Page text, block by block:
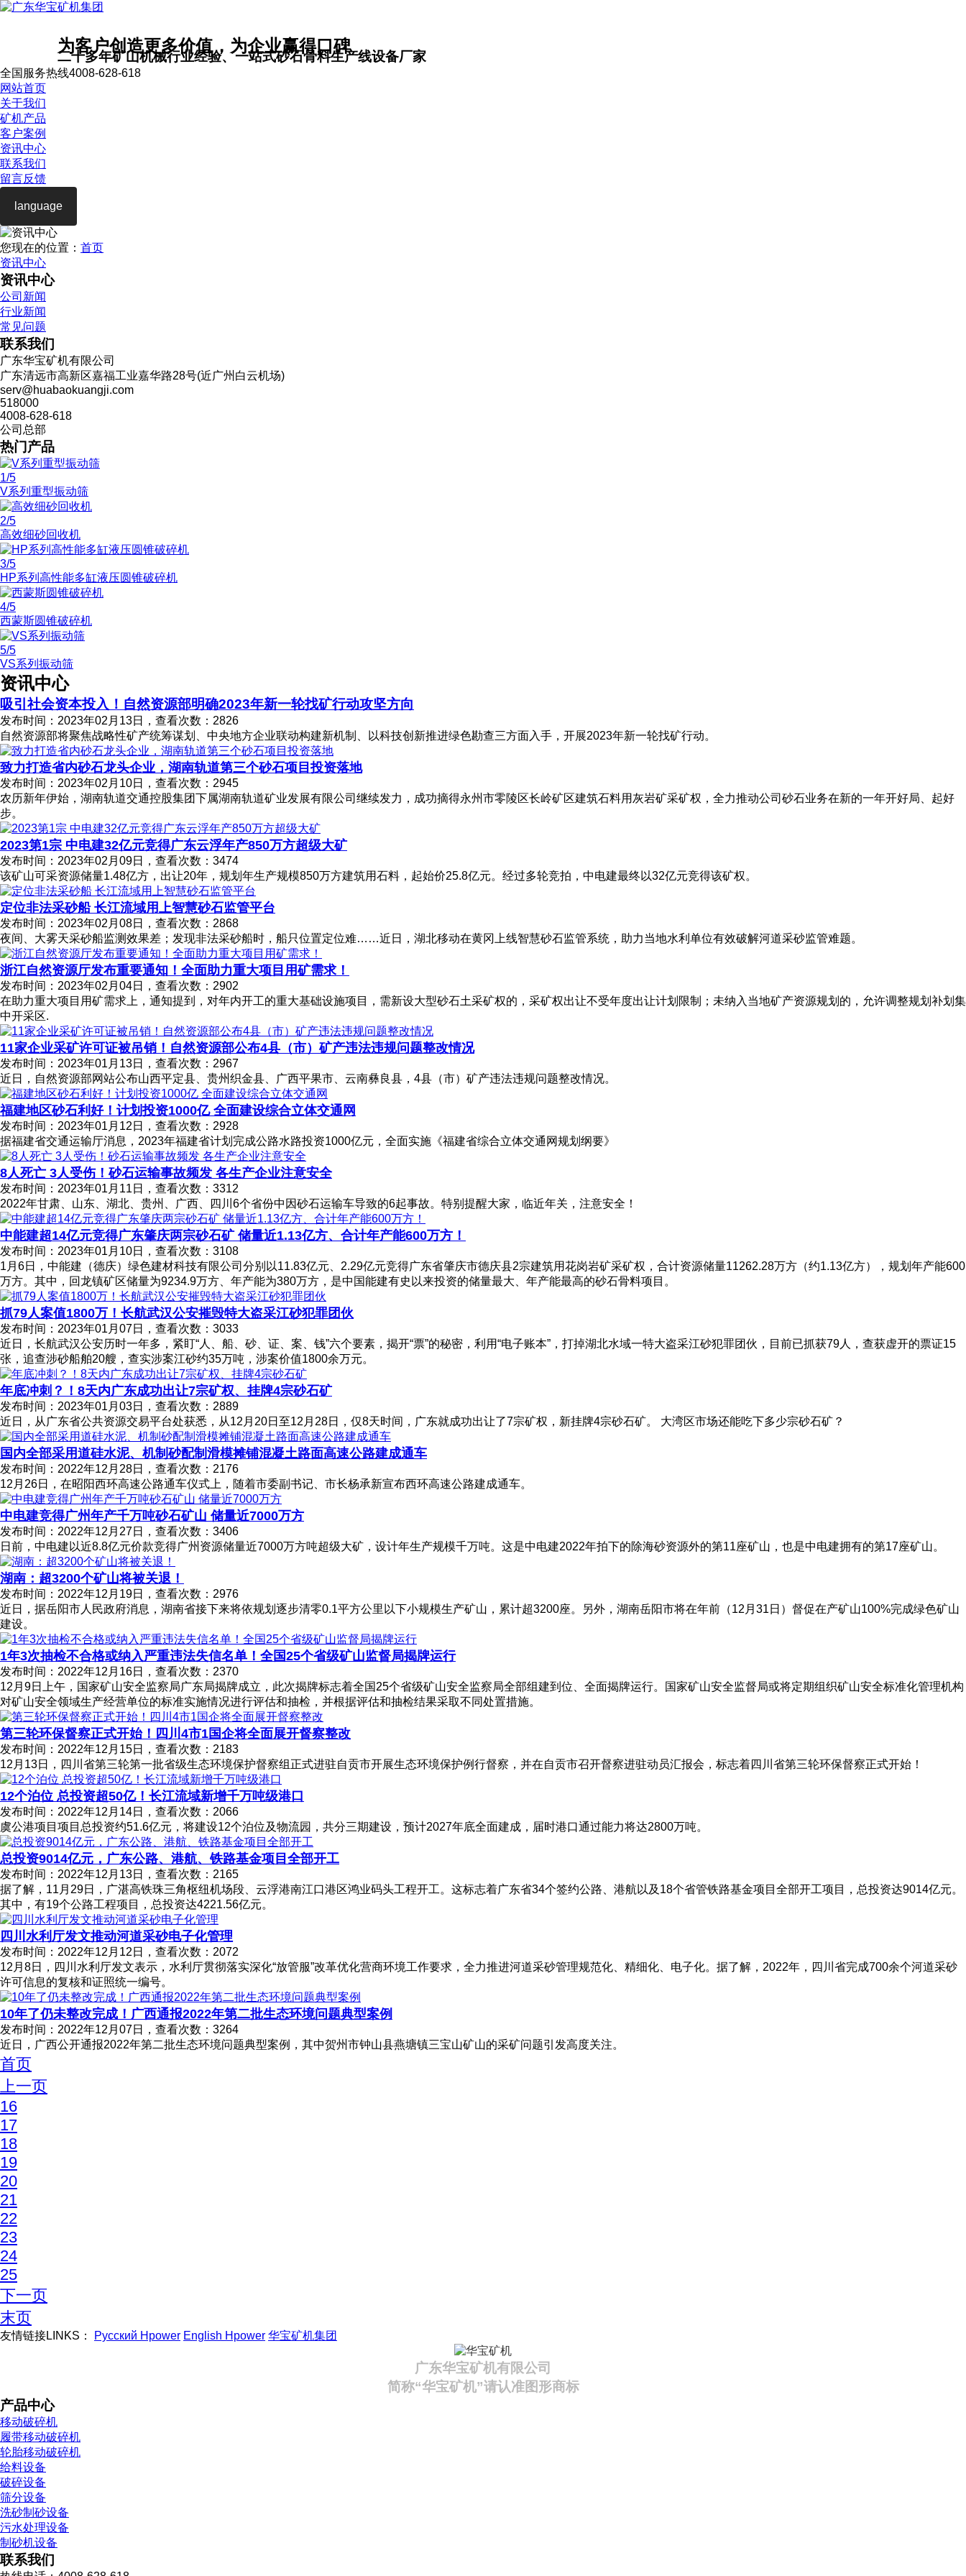
为客户创造更多价值，为企业赢得口碑
二十多年矿山机械行业经验、一站式砂石骨料生产线设备厂家
全国服务热线4008-628-618
网站首页
关于我们
矿机产品
客户案例
资讯中心
联系我们
留言反馈
language
您现在的位置： 首页
资讯中心
资讯中心
公司新闻
行业新闻
常见问题
联系我们
广东华宝矿机有限公司
广东清远市高新区嘉福工业嘉华路28号(近广州白云机场)
serv@huabaokuangji.com
518000
4008-628-618
公司总部
热门产品
1/5
V系列重型振动筛
2/5
高效细砂回收机
3/5
HP系列高性能多缸液压圆锥破碎机
4/5
西蒙斯圆锥破碎机
5/5
VS系列振动筛
资讯中心
吸引社会资本投入！自然资源部明确2023年新一轮找矿行动攻坚方向
发布时间：2023年02月13日，查看次数：2826
自然资源部将聚焦战略性矿产统筹谋划、中央地方企业联动构建新机制、以科技创新推进绿色勘查三方面入手，开展2023年新一轮找矿行动。
致力打造省内砂石龙头企业，湖南轨道第三个砂石项目投资落地
发布时间：2023年02月10日，查看次数：2945
农历新年伊始，湖南轨道交通控股集团下属湖南轨道矿业发展有限公司继续发力，成功摘得永州市零陵区长岭矿区建筑石料用灰岩矿采矿权，全力推动公司砂石业务在新的一年开好局、起好
步。
2023第1宗 中电建32亿元竞得广东云浮年产850万方超级大矿
发布时间：2023年02月09日，查看次数：3474
该矿山可采资源储量1.48亿方，出让20年，规划年生产规模850万方建筑用石料，起始价25.8亿元。经过多轮竞拍，中电建最终以32亿元竞得该矿权。
定位非法采砂船 长江流域用上智慧砂石监管平台
发布时间：2023年02月08日，查看次数：2868
夜间、大雾天采砂船监测效果差；发现非法采砂船时，船只位置定位难……近日，湖北移动在黄冈上线智慧砂石监管系统，助力当地水利单位有效破解河道采砂监管难题。
浙江自然资源厅发布重要通知！全面助力重大项目用矿需求！
发布时间：2023年02月04日，查看次数：2902
在助力重大项目用矿需求上，通知提到，对年内开工的重大基础设施项目，需新设大型砂石土采矿权的，采矿权出让不受年度出让计划限制；未纳入当地矿产资源规划的，允许调整规划补划集
中开采区.
11家企业采矿许可证被吊销！自然资源部公布4县（市）矿产违法违规问题整改情况
发布时间：2023年01月13日，查看次数：2967
近日，自然资源部网站公布山西平定县、贵州织金县、广西平果市、云南彝良县，4县（市）矿产违法违规问题整改情况。
福建地区砂石利好！计划投资1000亿 全面建设综合立体交通网
发布时间：2023年01月12日，查看次数：2928
据福建省交通运输厅消息，2023年福建省计划完成公路水路投资1000亿元，全面实施《福建省综合立体交通网规划纲要》
8人死亡 3人受伤！砂石运输事故频发 各生产企业注意安全
发布时间：2023年01月11日，查看次数：3312
2022年甘肃、山东、湖北、贵州、广西、四川6个省份中因砂石运输车导致的6起事故。特别提醒大家，临近年关，注意安全！
中能建超14亿元竞得广东肇庆两宗砂石矿 储量近1.13亿方、合计年产能600万方！
发布时间：2023年01月10日，查看次数：3108
1月6日，中能建（德庆）绿色建材科技有限公司分别以11.83亿元、2.29亿元竞得广东省肇庆市德庆县2宗建筑用花岗岩矿采矿权，合计资源储量11262.28万方（约1.13亿方），规划年产能600
万方。其中，回龙镇矿区储量为9234.9万方、年产能为380万方，是中国能建有史以来投资的储量最大、年产能最高的砂石骨料项目。
抓79人案值1800万！长航武汉公安摧毁特大盗采江砂犯罪团伙
发布时间：2023年01月07日，查看次数：3033
近日，长航武汉公安历时一年多，紧盯“人、船、砂、证、案、钱”六个要素，揭开“票”的秘密，利用“电子账本”，打掉湖北水域一特大盗采江砂犯罪团伙，目前已抓获79人，查获虚开的票证15
张，追查涉砂船舶20艘，查实涉案江砂约35万吨，涉案价值1800余万元。
年底冲刺？！8天内广东成功出让7宗矿权、挂牌4宗砂石矿
发布时间：2023年01月03日，查看次数：2889
近日，从广东省公共资源交易平台处获悉，从12月20日至12月28日，仅8天时间，广东就成功出让了7宗矿权，新挂牌4宗砂石矿。 大湾区市场还能吃下多少宗砂石矿？
国内全部采用道硅水泥、机制砂配制滑模摊铺混凝土路面高速公路建成通车
发布时间：2022年12月28日，查看次数：2176
12月26日，在昭阳西环高速公路通车仪式上，随着市委副书记、市长杨承新宣布西环高速公路建成通车。
中电建竞得广州年产千万吨砂石矿山 储量近7000万方
发布时间：2022年12月27日，查看次数：3406
日前，中电建以近8.8亿元价款竞得广州资源储量近7000万方吨超级大矿，设计年生产规模千万吨。这是中电建2022年拍下的除海砂资源外的第11座矿山，也是中电建拥有的第17座矿山。
湖南：超3200个矿山将被关退！
发布时间：2022年12月19日，查看次数：2976
近日，据岳阳市人民政府消息，湖南省接下来将依规划逐步清零0.1平方公里以下小规模生产矿山，累计超3200座。另外，湖南岳阳市将在年前（12月31日）督促在产矿山100%完成绿色矿山
建设。
1年3次抽检不合格或纳入严重违法失信名单！全国25个省级矿山监督局揭牌运行
发布时间：2022年12月16日，查看次数：2370
12月9日上午，国家矿山安全监察局广东局揭牌成立，此次揭牌标志着全国25个省级矿山安全监察局全部组建到位、全面揭牌运行。国家矿山安全监督局或将定期组织矿山安全标准化管理机构
对矿山安全领域生产经营单位的标准实施情况进行评估和抽检，并根据评估和抽检结果采取不同处置措施。
第三轮环保督察正式开始！四川4市1国企将全面展开督察整改
发布时间：2022年12月15日，查看次数：2183
12月13日，四川省第三轮第一批省级生态环境保护督察组正式进驻自贡市开展生态环境保护例行督察，并在自贡市召开督察进驻动员汇报会，标志着四川省第三轮环保督察正式开始！
12个泊位 总投资超50亿！长江流域新增千万吨级港口
发布时间：2022年12月14日，查看次数：2066
虞公港项目项目总投资约51.6亿元，将建设12个泊位及物流园，共分三期建设，预计2027年底全面建成，届时港口通过能力将达2800万吨。
总投资9014亿元，广东公路、港航、铁路基金项目全部开工
发布时间：2022年12月13日，查看次数：2165
据了解，11月29日，广湛高铁珠三角枢纽机场段、云浮港南江口港区鸿业码头工程开工。这标志着广东省34个签约公路、港航以及18个省管铁路基金项目全部开工项目，总投资达9014亿元。
其中，有19个公路工程项目，总投资达4221.56亿元。
四川水利厅发文推动河道采砂电子化管理
发布时间：2022年12月12日，查看次数：2072
12月8日，四川水利厅发文表示，水利厅贯彻落实深化“放管服”改革优化营商环境工作要求，全力推进河道采砂管理规范化、精细化、电子化。据了解，2022年，四川省完成700余个河道采砂
许可信息的复核和证照统一编号。
10年了仍未整改完成！广西通报2022年第二批生态环境问题典型案例
发布时间：2022年12月07日，查看次数：3264
近日，广西公开通报2022年第二批生态环境问题典型案例，其中贺州市钟山县燕塘镇三宝山矿山的采矿问题引发高度关注。
首页
上一页
16
17
18
19
20
21
22
23
24
25
下一页
末页
友情链接LINKS： Русский Hpower English Hpower 华宝矿机集团
广东华宝矿机有限公司
简称“华宝矿机”请认准图形商标
产品中心
移动破碎机
履带移动破碎机
轮胎移动破碎机
给料设备
破碎设备
筛分设备
洗砂制砂设备
污水处理设备
制砂机设备
联系我们